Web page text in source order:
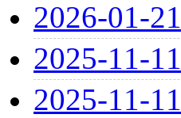
2026-01-21
2025-11-11
2025-11-11